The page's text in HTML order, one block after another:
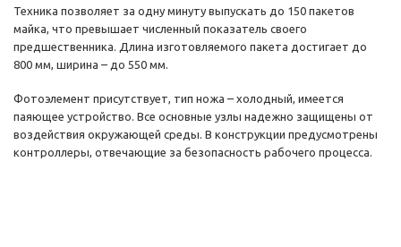
Техника позволяет за одну минуту выпускать до 150 пакетов
майка, что превышает численный показатель своего
предшественника. Длина изготовляемого пакета достигает до
800 мм, ширина – до 550 мм.
Фотоэлемент присутствует, тип ножа – холодный, имеется
паяющее устройство. Все основные узлы надежно защищены от
воздействия окружающей среды. В конструкции предусмотрены
контроллеры, отвечающие за безопасность рабочего процесса.